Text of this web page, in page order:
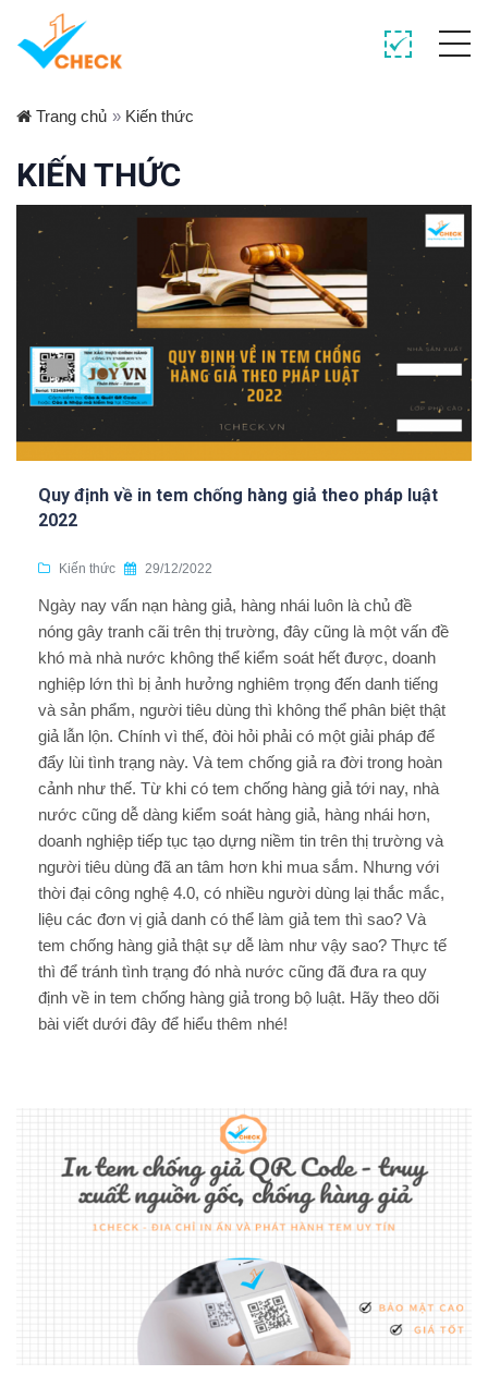
Trang chủ » Kiến thức
KIẾN THỨC
Quy định về in tem chống hàng giả theo pháp luật
2022
Kiến thức 29/12/2022
Ngày nay vấn nạn hàng giả, hàng nhái luôn là chủ đề
nóng gây tranh cãi trên thị trường, đây cũng là một vấn đề
khó mà nhà nước không thể kiểm soát hết được, doanh
nghiệp lớn thì bị ảnh hưởng nghiêm trọng đến danh tiếng
và sản phẩm, người tiêu dùng thì không thể phân biệt thật
giả lẫn lộn. Chính vì thế, đòi hỏi phải có một giải pháp để
đẩy lùi tình trạng này. Và tem chống giả ra đời trong hoàn
cảnh như thế. Từ khi có tem chống hàng giả tới nay, nhà
nước cũng dễ dàng kiểm soát hàng giả, hàng nhái hơn,
doanh nghiệp tiếp tục tạo dựng niềm tin trên thị trường và
người tiêu dùng đã an tâm hơn khi mua sắm. Nhưng với
thời đại công nghệ 4.0, có nhiều người dùng lại thắc mắc,
liệu các đơn vị giả danh có thể làm giả tem thì sao? Và
tem chống hàng giả thật sự dễ làm như vậy sao? Thực tế
thì để tránh tình trạng đó nhà nước cũng đã đưa ra quy
định về in tem chống hàng giả trong bộ luật. Hãy theo dõi
bài viết dưới đây để hiểu thêm nhé!